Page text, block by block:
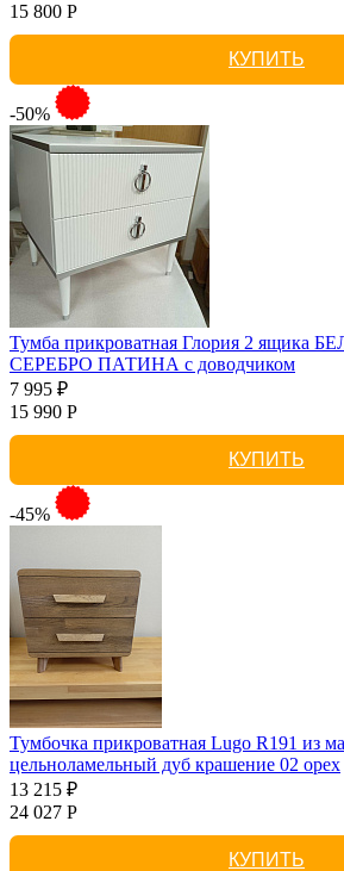
15 800 Р
КУПИТЬ
-50%
Тумба прикроватная Глория 2 ящика
СЕРЕБРО ПАТИНА с доводчиком
7 995 ₽
15 990 Р
КУПИТЬ
-45%
Тумбочка прикроватная Lugo R191 из
цельноламельный дуб крашение 02 орех
13 215 ₽
24 027 Р
КУПИТЬ